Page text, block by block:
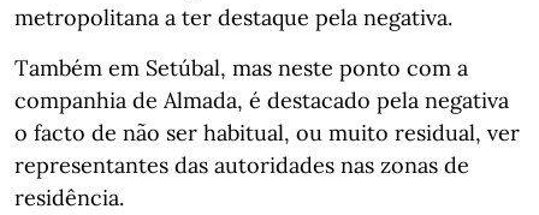
metropolitana a ter destaque pela negativa.
Também em Setúbal, mas neste ponto com a
companhia de Almada, é destacado pela negativa
o facto de não ser habitual, ou muito residual, ver
representantes das autoridades nas zonas de
residência.